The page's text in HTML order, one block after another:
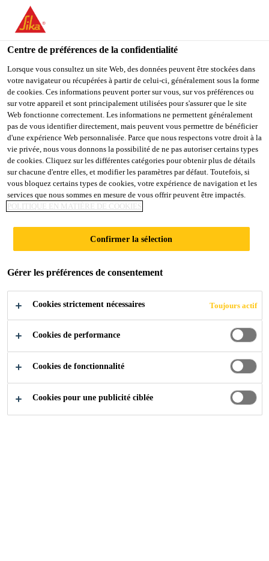
You are accessing "Sika Belgium", it seems you are accessing it
from "États-Unis". We have a dedicated website for your country.
TO
SIKA
USA
BELGIUM WEBSITE
COUNTRY
Sika Belgium
ACCESSOIRES
Produits ... Accessoires
Nos Produits
Centre de préférences de la confidentialité
Lorsque vous consultez un site Web, des données peuvent être stockées dans
votre navigateur ou récupérées à partir de celui-ci, généralement sous la forme
de cookies. Ces informations peuvent porter sur vous, sur vos préférences ou
sur votre appareil et sont principalement utilisées pour s'assurer que le site
Web fonctionne correctement. Les informations ne permettent généralement
pas de vous identifier directement, mais peuvent vous permettre de bénéficier
d'une expérience Web personnalisée. Parce que nous respectons votre droit à la
vie privée, nous vous donnons la possibilité de ne pas autoriser certains types
de cookies. Cliquez sur les différentes catégories pour obtenir plus de détails
sur chacune d'entre elles, et modifier les paramètres par défaut. Toutefois, si
vous bloquez certains types de cookies, votre expérience de navigation et les
services que nous sommes en mesure de vous offrir peuvent être impactés.
POLITIQUE EN MATIÈRE DE COOKIES
Confirmer la sélection
Gérer les préférences de consentement
Cookies strictement nécessaires Toujours actif
Cookies de performance
Cookies de fonctionnalité
Cookies pour une publicité ciblée